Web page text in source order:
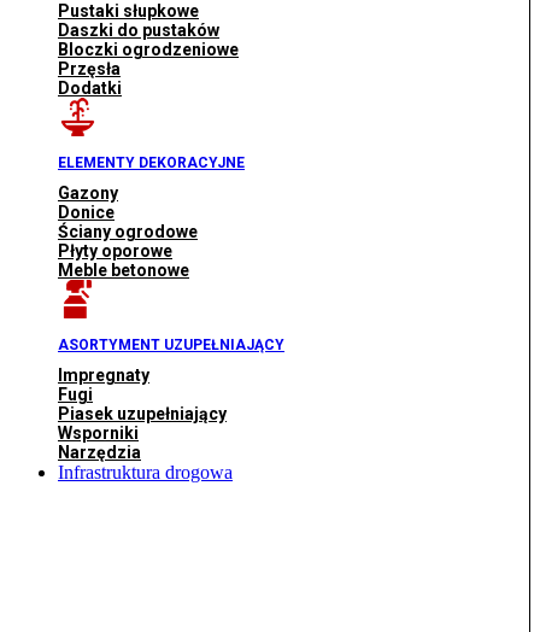
Pustaki słupkowe
Daszki do pustaków
Bloczki ogrodzeniowe
Przęsła
Dodatki
ELEMENTY DEKORACYJNE
Gazony
Donice
Ściany ogrodowe
Płyty oporowe
Meble betonowe
ASORTYMENT UZUPEŁNIAJĄCY
Impregnaty
Fugi
Piasek uzupełniający
Wsporniki
Narzędzia
Infrastruktura drogowa